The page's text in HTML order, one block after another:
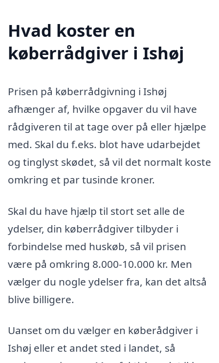
Hvad koster en
køberrådgiver i Ishøj
Prisen på køberrådgivning i Ishøj
afhænger af, hvilke opgaver du vil have
rådgiveren til at tage over på eller hjælpe
med. Skal du f.eks. blot have udarbejdet
og tinglyst skødet, så vil det normalt koste
omkring et par tusinde kroner.
Skal du have hjælp til stort set alle de
ydelser, din køberrådgiver tilbyder i
forbindelse med huskøb, så vil prisen
være på omkring 8.000-10.000 kr. Men
vælger du nogle ydelser fra, kan det altså
blive billigere.
Uanset om du vælger en køberådgiver i
Ishøj eller et andet sted i landet, så